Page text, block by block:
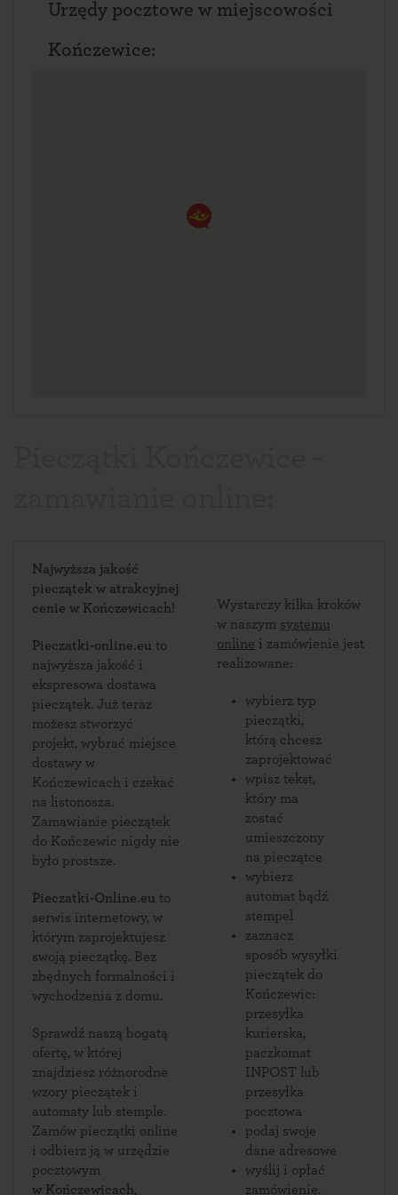
Urzędy pocztowe w miejscowości
Kończewice:
Najwyższa jakość
pieczątek w atrakcyjnej
cenie w Kończewicach!
Pieczatki-online.eu to
najwyższa jakość i
ekspresowa dostawa
pieczątek. Już teraz
możesz stworzyć
projekt, wybrać miejsce
dostawy w
Kończewicach i czekać
na listonosza.
Zamawianie pieczątek
do Kończewic nigdy nie
było prostsze.
Pieczatki-Online.eu
serwis internetowy, w
którym zaprojektujesz
swoją pieczątkę. Bez
zbędnych formalności i
wychodzenia z domu.
Sprawdź naszą bogatą
ofertę, w której
znajdziesz różnorodne
wzory pieczątek i
automaty lub stemple.
Zamów pieczątki online
i odbierz ją w urzędzie
pocztowym
w Kończewicach,
Wystarczy kilka kroków
w naszym systemu
online i zamówienie jest
realizowane:
wybierz typ
pieczątki,
którą chcesz
zaprojektować
wpisz tekst,
który ma
zostać
umieszczony
na pieczątce
wybierz
automat bądź
stempel
zaznacz
sposób wysyłki
pieczątek do
Kończewic:
przesyłka
kurierska,
paczkomat
INPOST lub
przesyłka
pocztowa
podaj swoje
dane adresowe
wyślij i opłać
zamówienie.